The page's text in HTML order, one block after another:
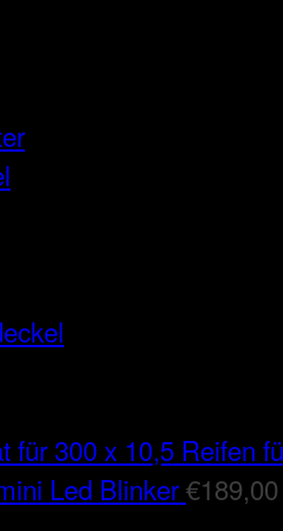
Led Blinker€189,00